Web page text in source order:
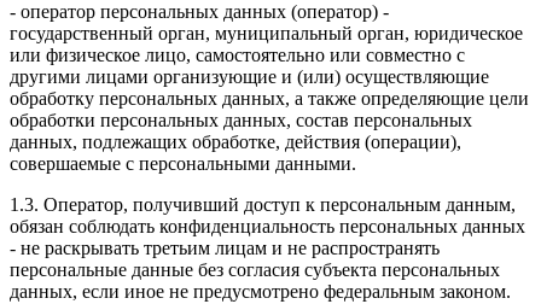
- оператор персональных данных (оператор) -
государственный орган, муниципальный орган, юридическое
или физическое лицо, самостоятельно или совместно с
другими лицами организующие и (или) осуществляющие
обработку персональных данных, а также определяющие цели
обработки персональных данных, состав персональных
данных, подлежащих обработке, действия (операции),
совершаемые с персональными данными.
1.3. Оператор, получивший доступ к персональным данным,
обязан соблюдать конфиденциальность персональных данных
- не раскрывать третьим лицам и не распространять
персональные данные без согласия субъекта персональных
данных, если иное не предусмотрено федеральным законом.